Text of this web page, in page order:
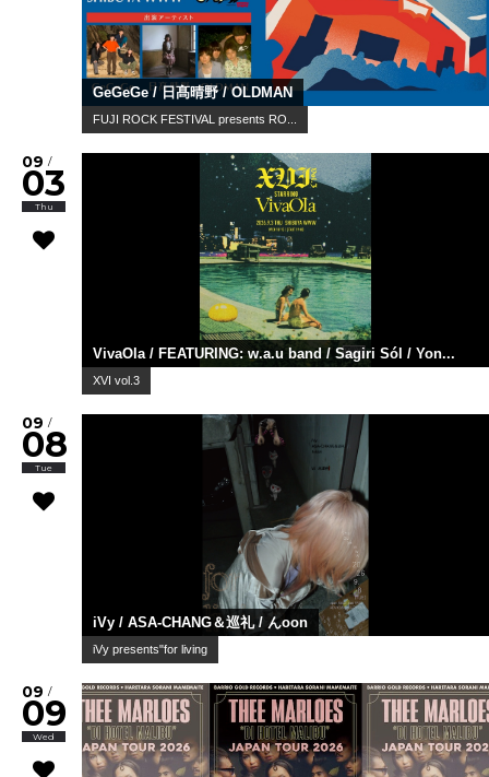
GeGeGe / 日髙晴野 / OLDMAN
FUJI ROCK FESTIVAL presents RO...
09 /
03
Thu
VivaOla / FEATURING: w.a.u band / Sagiri Sól / Yon...
XVI vol.3
09 /
08
Tue
iVy / ASA-CHANG＆巡礼 / んoon
iVy presents"for living
09 /
09
Wed